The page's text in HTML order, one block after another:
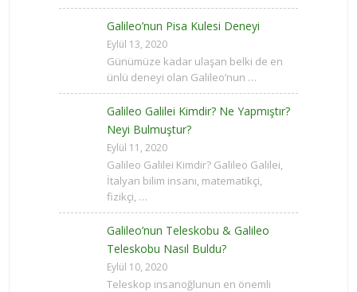
Galileo’nun Pisa Kulesi Deneyi
Eylül 13, 2020
Günümüze kadar ulaşan belki de en
ünlü deneyi olan Galileo’nun …
Galileo Galilei Kimdir? Ne Yapmıştır?
Neyi Bulmuştur?
Eylül 11, 2020
Galileo Galilei Kimdir? Galileo Galilei,
İtalyan bilim insanı, matematikçi,
fizikçi, …
Galileo’nun Teleskobu & Galileo
Teleskobu Nasıl Buldu?
Eylül 10, 2020
Teleskop insanoğlunun en önemli